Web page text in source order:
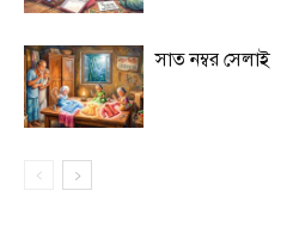
সাত নম্বর সেলাই